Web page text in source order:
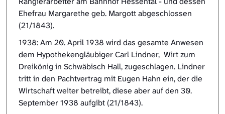
Ehefrau Margarethe geb. Margott abgeschlossen
(21/1843).
1938: Am 20. April 1938 wird das gesamte Anwesen
dem Hypothekengläubiger Carl Lindner, Wirt zum
Dreikönig in Schwäbisch Hall, zugeschlagen. Lindner
tritt in den Pachtvertrag mit Eugen Hahn ein, der die
Wirtschaft weiter betreibt, diese aber auf den 30.
September 1938 aufgibt (21/1843).